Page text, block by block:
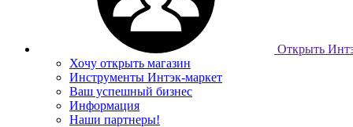
Открыть
Хочу открыть магазин
Инструменты Интэк-маркет
Ваш успешный бизнес
Информация
Наши партнеры!